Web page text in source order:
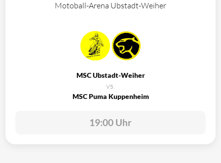
Motoball-Arena Ubstadt-Weiher
MSC Ubstadt-Weiher
vs.
MSC Puma Kuppenheim
19:00 Uhr